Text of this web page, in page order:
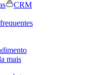
CRM
mais